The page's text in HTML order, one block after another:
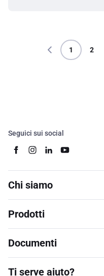
1 2
Seguici sui social
Chi siamo
Prodotti
Documenti
Ti serve aiuto?